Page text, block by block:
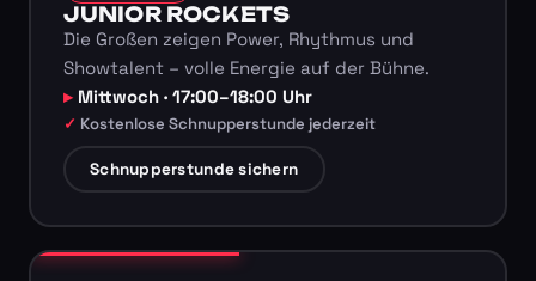
JUNIOR ROCKETS
Die Großen zeigen Power, Rhythmus und
Showtalent – volle Energie auf der Bühne.
Mittwoch · 17:00–18:00 Uhr
Kostenlose Schnupperstunde jederzeit
Schnupperstunde sichern